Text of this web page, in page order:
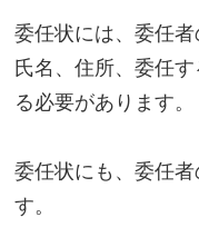
委任状には、委任
氏名、住所、委任
る必要があります。
委任状にも、委任
す。